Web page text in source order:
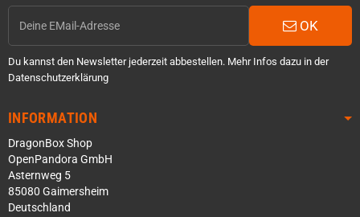
OK
Du kannst den Newsletter jederzeit abbestellen. Mehr Infos dazu in der
Datenschutzerklärung
INFORMATION
DragonBox Shop
OpenPandora GmbH
Asternweg 5
85080 Gaimersheim
Deutschland